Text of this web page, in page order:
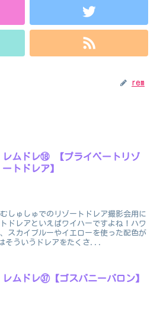
rem
レムドレ⑱ 【プライベートリゾ
ートドレア】
しゅしゅでのリゾートドレア撮影会用に
ドレアといえばワイハーですよね！ハワ
スカイブルーやイエローを使った配色が
そういうドレアをたくさ...
レムドレ㊲【ゴスバニーバロン】